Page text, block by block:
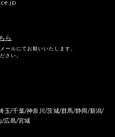
ら
ールにてお願いいたします。
さい。
玉/千葉/神奈川/茨城/群馬/静岡/新潟/
/広島/宮城